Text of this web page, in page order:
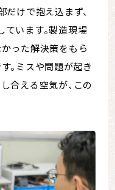
だけで抱え込まず、
います。製造現場
った解決策をもら
。ミスや問題が起き
合える空気が、この